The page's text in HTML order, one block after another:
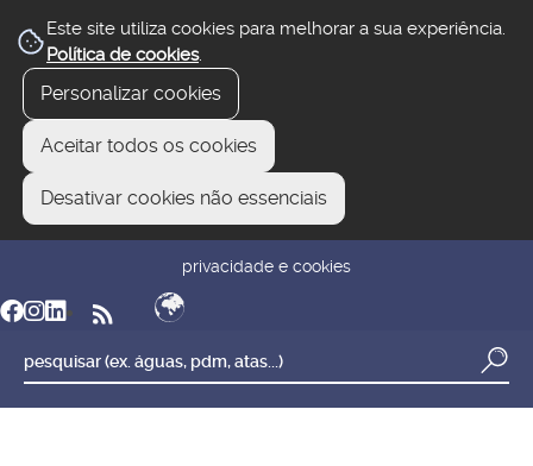
Este site utiliza cookies para melhorar a sua experiência.
Política de cookies.
Personalizar cookies
Aceitar todos os cookies
Desativar cookies não essenciais
privacidade e cookies